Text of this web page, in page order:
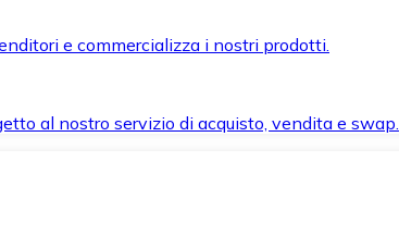
e commercializza i nostri prodotti.
al nostro servizio di acquisto, vendita e swap.